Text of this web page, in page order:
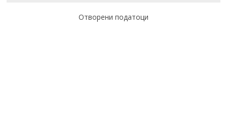
Отворени податоци